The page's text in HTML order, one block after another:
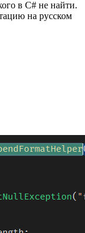
в C# не найти.
на русском